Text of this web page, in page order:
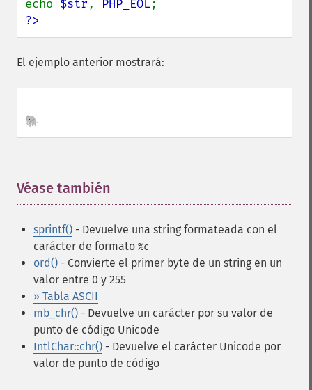
echo $str, PHP_EOL
?>
El ejemplo anterior mostrará:
🐘
Véase también
sprintf() - Devuelve una string formateada con el
carácter de formato %c
ord() - Convierte el primer byte de un string en un
valor entre 0 y 255
» Tabla ASCII
mb_chr() - Devuelve un carácter por su valor de
punto de código Unicode
IntlChar::chr() - Devuelve el carácter Unicode por
valor de punto de código